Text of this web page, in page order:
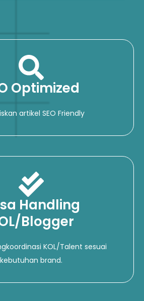
Optimized
artikel SEO Friendly
Handling
Blogger
KOL/Talent sesuai
kebutuhan brand.